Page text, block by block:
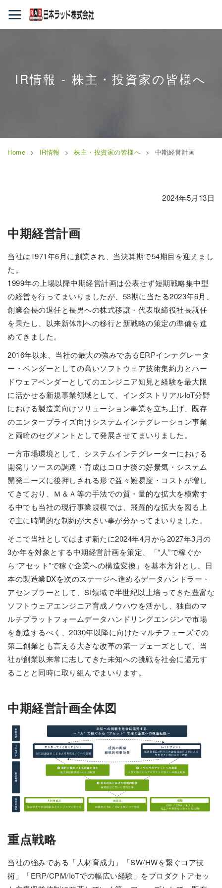
IR情報 - 株主・投資家の皆様へ
Home IR情報 株主・投資家の皆様へ 中期経営計画
2024年5月13日
中期経営計画
当社は1971年6月に創業され、当決算期で54期目を迎えまし
た。
1999年の上場以降中期経営計画は公表せず短期戦略集中型
の経営を行ってまいりましたが、53期に当たる2023年6月、
創業会長の退任と長男への株式移譲・代表取締役社長就任
を果たし、以来新体制への移行と新戦略の策定の準備を進
めてきました。
2016年以来、当社の最大の強みであるERPインテグレータ
ー・ベンダーとしての高いソフトウェア技術集約力とハー
ドウェアベンダーとしてのエンジニア知見と経験を最大限
に活かせる新規事業領域として、インダストリアルIoT分野
における製造業向けソリューション事業を立ち上げ、既存
のエンタープライズ向けシステムインテグレーション事業
と両輪のセグメントとして発展させてまいりました。
一方市場環境として、システムインテグレーターにおける
開発リソースの調達・育成はコロナ後の好景気・システム
開発ニーズに後押しされる形で益々難易度・コストが増し
てきており、Ｍ＆Ａ等の手法での質・量的な拡大を模索す
る中でも当社の現行事業規模では、飛躍的な拡大を図る上
で主に時間的な制約が大きい事が分かってまいりました。
そこで当社としてはまず新たに2024年4月から2027年3月の
3か年を対象とする中期経営計画を策定、「“人”で稼ぐか
ら“アセット”で稼ぐ企業への構造変換」を基本方針とし、日
本の製造業DXを次のステージへ進めるデータハンドラー・
アセンブラーとして、SI領域で半世紀以上培ってきた豊富な
ソフトウェアエンジニア育成ノウハウを活かし、独自のマ
ルチプラットフォームデータハンドリングエンジンで市場
を創造するべく、2030年以降に向けたマルチフェーズでの
第二創業とも言える大きな改革の第一フェーズとして、当
社が創業以来常に志してきた未知への挑戦を社会に還元す
ることと同時に取り組んでまいります。
中期経営計画全体図
重点戦略
当社の強みである「人材育成力」「SW/HWを繋ぐコア技
術」「ERP/CPM/IoTでの幅広い経験」をプロダクトアセッ